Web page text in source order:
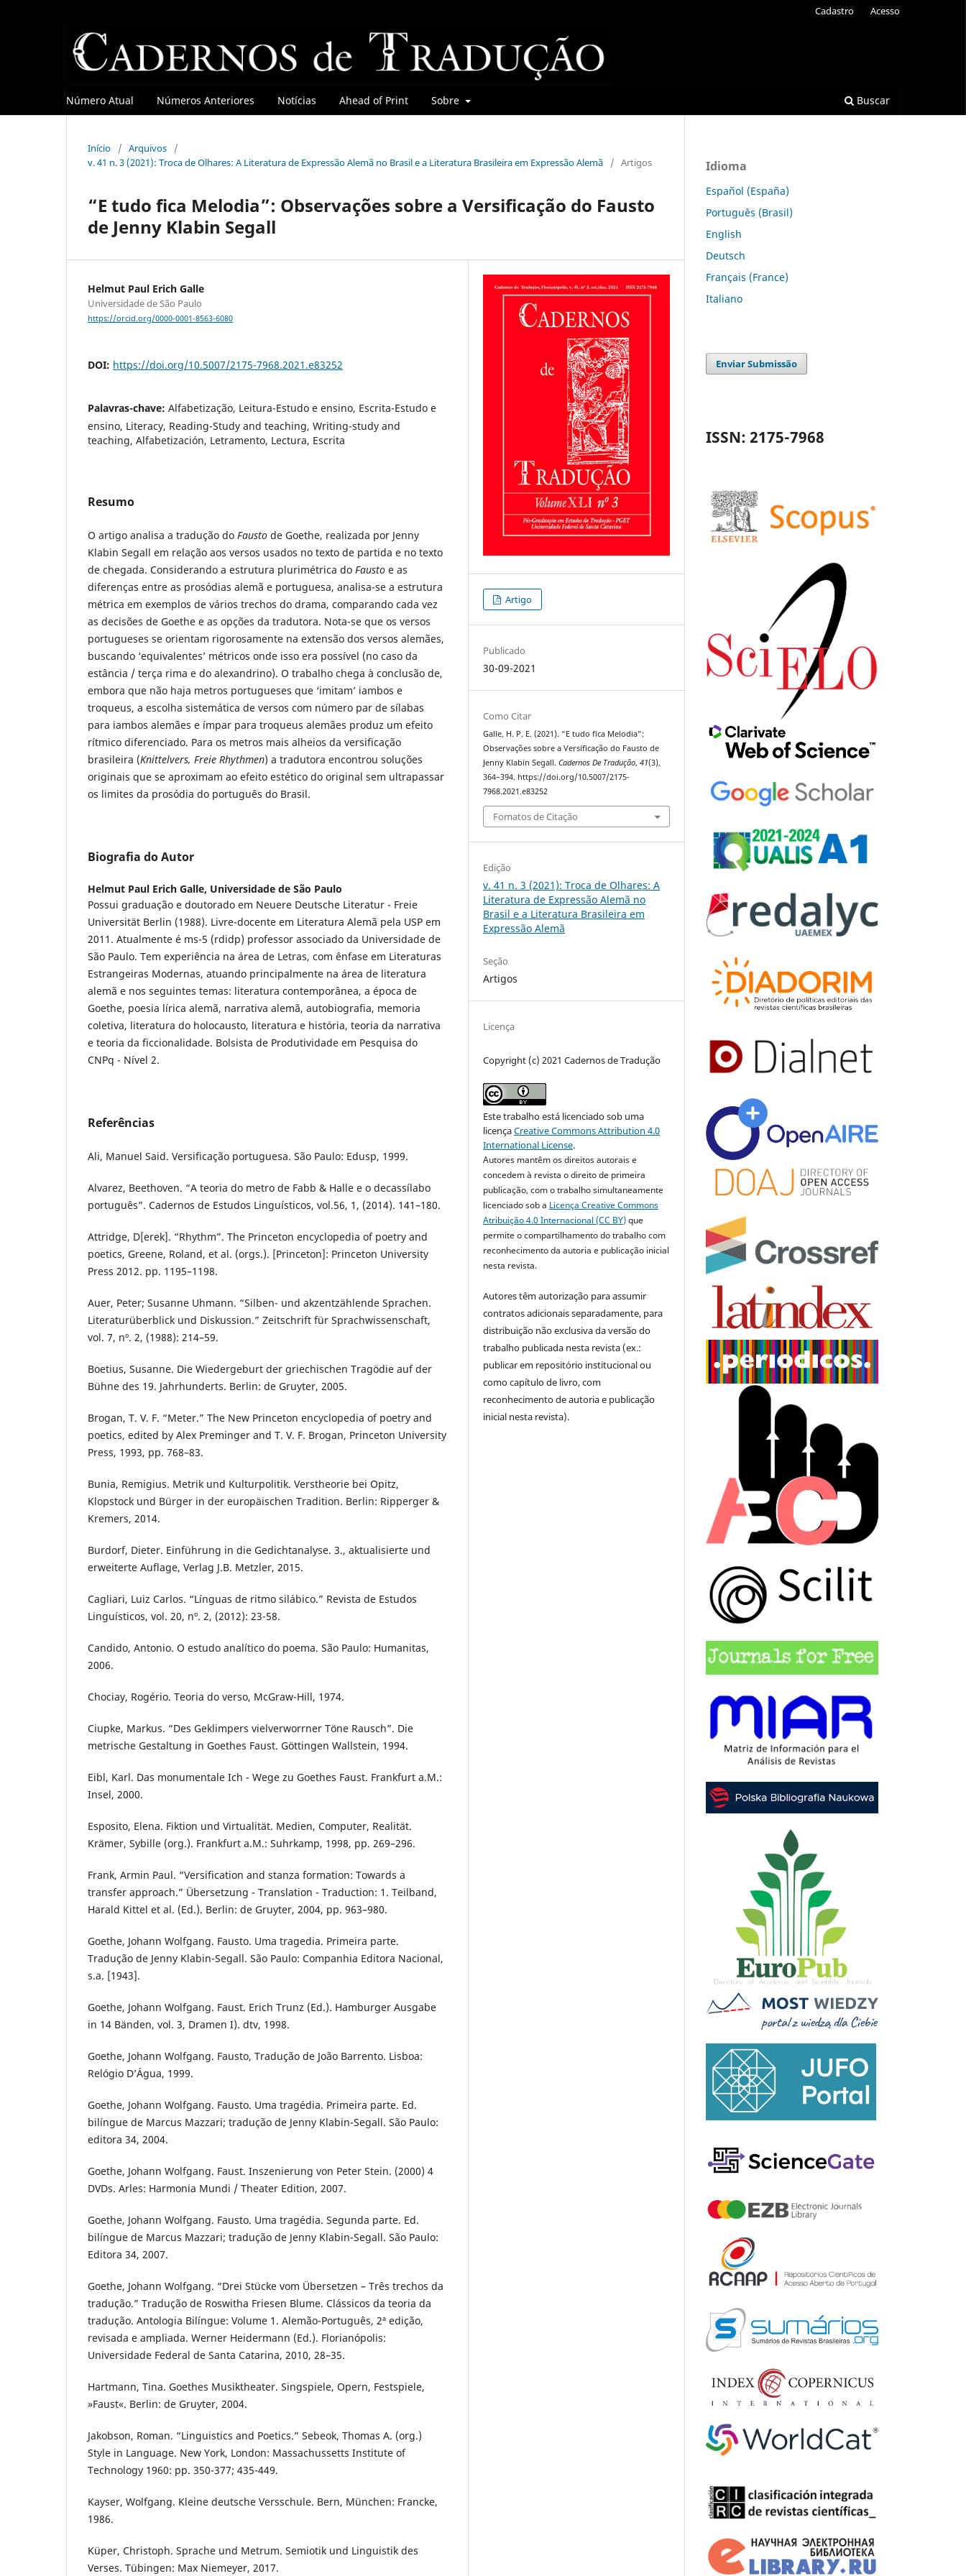
Número Atual Números Anteriores Notícias Ahead of Print Sobre Buscar
Cadastro Acesso
Início / Arquivos
/
v. 41 n. 3 (2021): Troca de Olhares: A Literatura de Expressão Alemã no Brasil e a Literatura Brasileira em Expressão Alemã
/ Artigos
“E tudo fica Melodia”: Observações sobre a Versificação do Fausto
de Jenny Klabin Segall
Helmut Paul Erich Galle
Universidade de São Paulo
https://orcid.org/0000-0001-8563-6080
DOI: https://doi.org/10.5007/2175-7968.2021.e83252
Palavras-chave: Alfabetização, Leitura-Estudo e ensino, Escrita-Estudo e
ensino, Literacy, Reading-Study and teaching, Writing-study and
teaching, Alfabetización, Letramento, Lectura, Escrita
Resumo
O artigo analisa a tradução do Fausto de Goethe, realizada por Jenny
Klabin Segall em relação aos versos usados no texto de partida e no texto
de chegada. Considerando a estrutura plurimétrica do Fausto e as
diferenças entre as prosódias alemã e portuguesa, analisa-se a estrutura
métrica em exemplos de vários trechos do drama, comparando cada vez
as decisões de Goethe e as opções da tradutora. Nota-se que os versos
portugueses se orientam rigorosa­mente na extensão dos versos alemães,
buscando ‘equivalentes’ métricos onde isso era possível (no caso da
estância / terça rima e do alexandrino). O trabalho chega à conclusão de,
embora que não haja metros portugueses que ‘imitam’ iambos e
troqueus, a escolha sistemática de versos com número par de sílabas
para iambos alemães e ímpar para troqueus alemães produz um efeito
rítmico diferenciado. Para os metros mais alheios da versificação
brasileira (Knittelvers, Freie Rhythmen) a tradutora encontrou soluções
originais que se aproximam ao efeito estético do original sem ultrapassar
os limites da prosódia do português do Brasil.
Biografia do Autor
Helmut Paul Erich Galle, Universidade de São Paulo
Possui graduação e doutorado em Neuere Deutsche Literatur - Freie
Universität Berlin (1988). Livre-docente em Literatura Alemã pela USP em
2011. Atualmente é ms-5 (rdidp) professor associado da Universidade de
São Paulo. Tem experiência na área de Letras, com ênfase em Literaturas
Estrangeiras Modernas, atuando principalmente na área de literatura
alemã e nos seguintes temas: literatura contemporânea, a época de
Goethe, poesia lírica alemã, narrativa alemã, autobiografia, memoria
coletiva, literatura do holocausto, literatura e história, teoria da narrativa
e teoria da ficcionalidade. Bolsista de Produtividade em Pesquisa do
CNPq - Nível 2.
Referências
Ali, Manuel Said. Versificação portuguesa. São Paulo: Edusp, 1999.
Alvarez, Beethoven. “A teoria do metro de Fabb & Halle e o decassílabo
português”. Cadernos de Estudos Linguísticos, vol.56, 1, (2014). 141–180.
Attridge, D[erek]. “Rhythm”. The Princeton encyclopedia of poetry and
poetics, Greene, Roland, et al. (orgs.). [Princeton]: Princeton University
Press 2012. pp. 1195–1198.
Auer, Peter; Susanne Uhmann. “Silben- und akzentzählende Sprachen.
Literaturüberblick und Diskussion.” Zeitschrift für Sprachwissenschaft,
vol. 7, nº. 2, (1988): 214–59.
Boetius, Susanne. Die Wiedergeburt der griechischen Tragödie auf der
Bühne des 19. Jahrhunderts. Berlin: de Gruyter, 2005.
Brogan, T. V. F. “Meter.” The New Princeton encyclopedia of poetry and
poetics, edited by Alex Preminger and T. V. F. Brogan, Princeton University
Press, 1993, pp. 768–83.
Bunia, Remigius. Metrik und Kulturpolitik. Verstheorie bei Opitz,
Klopstock und Bürger in der europäischen Tradition. Berlin: Ripperger &
Kremers, 2014.
Burdorf, Dieter. Einführung in die Gedichtanalyse. 3., aktualisierte und
erweiterte Auflage, Verlag J.B. Metzler, 2015.
Cagliari, Luiz Carlos. “Línguas de ritmo silábico.” Revista de Estudos
Linguísticos, vol. 20, nº. 2, (2012): 23-58.
Candido, Antonio. O estudo analítico do poema. São Paulo: Humanitas,
2006.
Chociay, Rogério. Teoria do verso, McGraw-Hill, 1974.
Ciupke, Markus. “Des Geklimpers vielverworrner Töne Rausch”. Die
metrische Gestaltung in Goethes Faust. Göttingen Wallstein, 1994.
Eibl, Karl. Das monumentale Ich - Wege zu Goethes Faust. Frankfurt a.M.:
Insel, 2000.
Esposito, Elena. Fiktion und Virtualität. Medien, Computer, Realität.
Krämer, Sybille (org.). Frankfurt a.M.: Suhrkamp, 1998, pp. 269–296.
Frank, Armin Paul. “Versification and stanza formation: Towards a
transfer approach.” Übersetzung - Translation - Traduction: 1. Teilband,
Harald Kittel et al. (Ed.). Berlin: de Gruyter, 2004, pp. 963–980.
Goethe, Johann Wolfgang. Fausto. Uma tragedia. Primeira parte.
Tradução de Jenny Klabin-Segall. São Paulo: Companhia Editora Nacional,
s.a. [1943].
Goethe, Johann Wolfgang. Faust. Erich Trunz (Ed.). Hamburger Ausgabe
in 14 Bänden, vol. 3, Dramen I). dtv, 1998.
Goethe, Johann Wolfgang. Fausto, Tradução de João Barrento. Lisboa:
Relógio D’Água, 1999.
Goethe, Johann Wolfgang. Fausto. Uma tragédia. Primeira parte. Ed.
bilíngue de Marcus Mazzari; tradução de Jenny Klabin-Segall. São Paulo:
editora 34, 2004.
Goethe, Johann Wolfgang. Faust. Inszenierung von Peter Stein. (2000) 4
DVDs. Arles: Harmonia Mundi / Theater Edition, 2007.
Goethe, Johann Wolfgang. Fausto. Uma tragédia. Segunda parte. Ed.
bilíngue de Marcus Mazzari; tradução de Jenny Klabin-Segall. São Paulo:
Editora 34, 2007.
Goethe, Johann Wolfgang. “Drei Stücke vom Übersetzen – Três trechos da
tradução.” Tradução de Roswitha Friesen Blume. Clássicos da teoria da
tradução. Antologia Bilíngue: Volume 1. Alemão-Português, 2ª edição,
revisada e ampliada. Werner Heidermann (Ed.). Florianópolis:
Universidade Federal de Santa Catarina, 2010, 28–35.
Hartmann, Tina. Goethes Musiktheater. Singspiele, Opern, Festspiele,
»Faust«. Berlin: de Gruyter, 2004.
Jakobson, Roman. “Linguistics and Poetics.” Sebeok, Thomas A. (org.)
Style in Language. New York, London: Massachussetts Institute of
Technology 1960: pp. 350-377; 435-449.
Kayser, Wolfgang. Kleine deutsche Versschule. Bern, München: Francke,
1986.
Küper, Christoph. Sprache und Metrum. Semiotik und Linguistik des
Verses. Tübingen: Max Niemeyer, 2017.
Artigo
Publicado
30-09-2021
Como Citar
Galle, H. P. E. (2021). “E tudo fica Melodia”:
Observações sobre a Versificação do Fausto de
Jenny Klabin Segall.Cadernos De Tradução,41(3),
364–394. https://doi.org/10.5007/2175-
7968.2021.e83252
Fomatos de Citação
Edição
v. 41 n. 3 (2021): Troca de Olhares: A
Literatura de Expressão Alemã no
Brasil e a Literatura Brasileira em
Expressão Alemã
Seção
Artigos
Licença
Copyright (c) 2021 Cadernos de Tradução
Este trabalho está licenciado sob uma
licençaCreative Commons Attribution 4.0
International License.
Autores mantêm os direitos autorais e
concedem à revista o direito de primeira
publicação, com o trabalho simultaneamente
licenciado sob a Licença Creative Commons
Atribuição 4.0 Internacional (CC BY)que
permite o compartilhamento do trabalho com
reconhecimento da autoria e publicação inicial
nesta revista.
Autores têm autorização para assumir
contratos adicionais separadamente, para
distribuição não exclusiva da versão do
trabalho publicada nesta revista (ex.:
publicar em repositório institucional ou
como capítulo de livro, com
reconhecimento de autoria e publicação
inicial nesta revista).
Idioma
Español (España)
Português (Brasil)
English
Deutsch
Français (France)
Italiano
Enviar Submissão
ISSN: 2175-7968